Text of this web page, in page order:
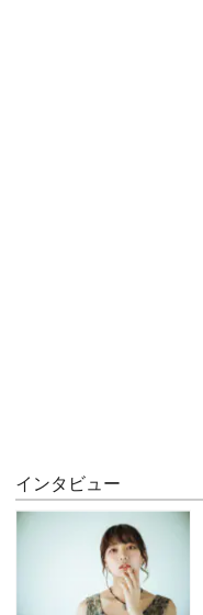
インタビュー